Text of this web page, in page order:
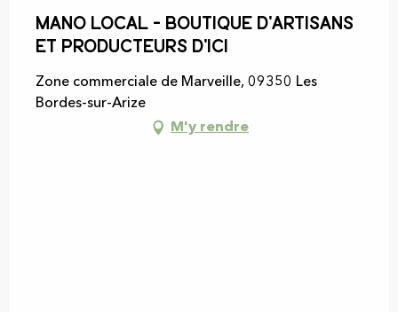
Mano Local - boutique d'artisans
et producteurs d'ici
Zone commerciale de Marveille, 09350 Les
Bordes-sur-Arize
M'y rendre